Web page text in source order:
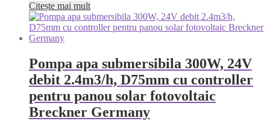
Citește mai mult
Pompa apa submersibila 300W, 24V
debit 2.4m3/h, D75mm cu controller
pentru panou solar fotovoltaic
Breckner Germany